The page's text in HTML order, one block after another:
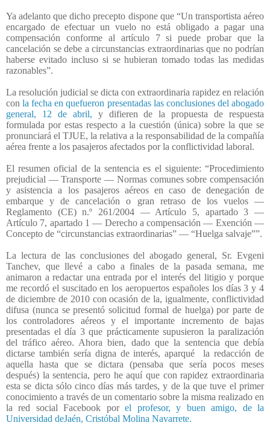
Ya adelanto que dicho precepto dispone que “Un transportista aéreo
encargado de efectuar un vuelo no está obligado a pagar una
compensación conforme al artículo 7 si puede probar que la
cancelación se debe a circunstancias extraordinarias que no podrían
haberse evitado incluso si se hubieran tomado todas las medidas
razonables”.
La resolución judicial se dicta con extraordinaria rapidez en relación
conla fecha en quefueron presentadas las conclusiones del abogado
general, 12 de abril, y difieren de la propuesta de respuesta
formulada por estas respecto a la cuestión (única) sobre la que se
pronunciará el TJUE, la relativa a la responsabilidad de la compañía
aérea frente a los pasajeros afectados por la conflictividad laboral.
El resumen oficial de la sentencia es el siguiente: “Procedimiento
prejudicial — Transporte — Normas comunes sobre compensación
y asistencia a los pasajeros aéreos en caso de denegación de
embarque y de cancelación o gran retraso de los vuelos —
Reglamento (CE) n.º 261/2004 — Artículo 5, apartado 3 —
Artículo 7, apartado 1 — Derecho a compensación — Exención —
Concepto de “circunstancias extraordinarias” — “Huelga salvaje””.
La lectura de las conclusiones del abogado general, Sr. Evgeni
Tanchev, que llevé a cabo a finales de la pasada semana, me
animaron a redactar una entrada por el interés del litigio y porque
me recordó el suscitado en los aeropuertos españoles los días 3 y 4
de diciembre de 2010 con ocasión de la, igualmente, conflictividad
difusa (nunca se presentó solicitud formal de huelga) por parte de
los controladores aéreos y el importante incremento de bajas
presentadas el día 3 que prácticamente supusieron la paralización
del tráfico aéreo. Ahora bien, dado que la sentencia que debía
dictarse también sería digna de interés, aparqué
la redacción de
aquella hasta que se dictara (pensaba que sería pocos meses
después) la sentencia, pero he aquí que con rapidez extraordinaria
esta se dicta sólo cinco días más tardes, y de la que tuve el primer
conocimiento a través de un comentario sobre la misma realizado en
la red social Facebook porel profesor, y buen amigo, de la
Universidad deJaén, Cristóbal Molina Navarrete.